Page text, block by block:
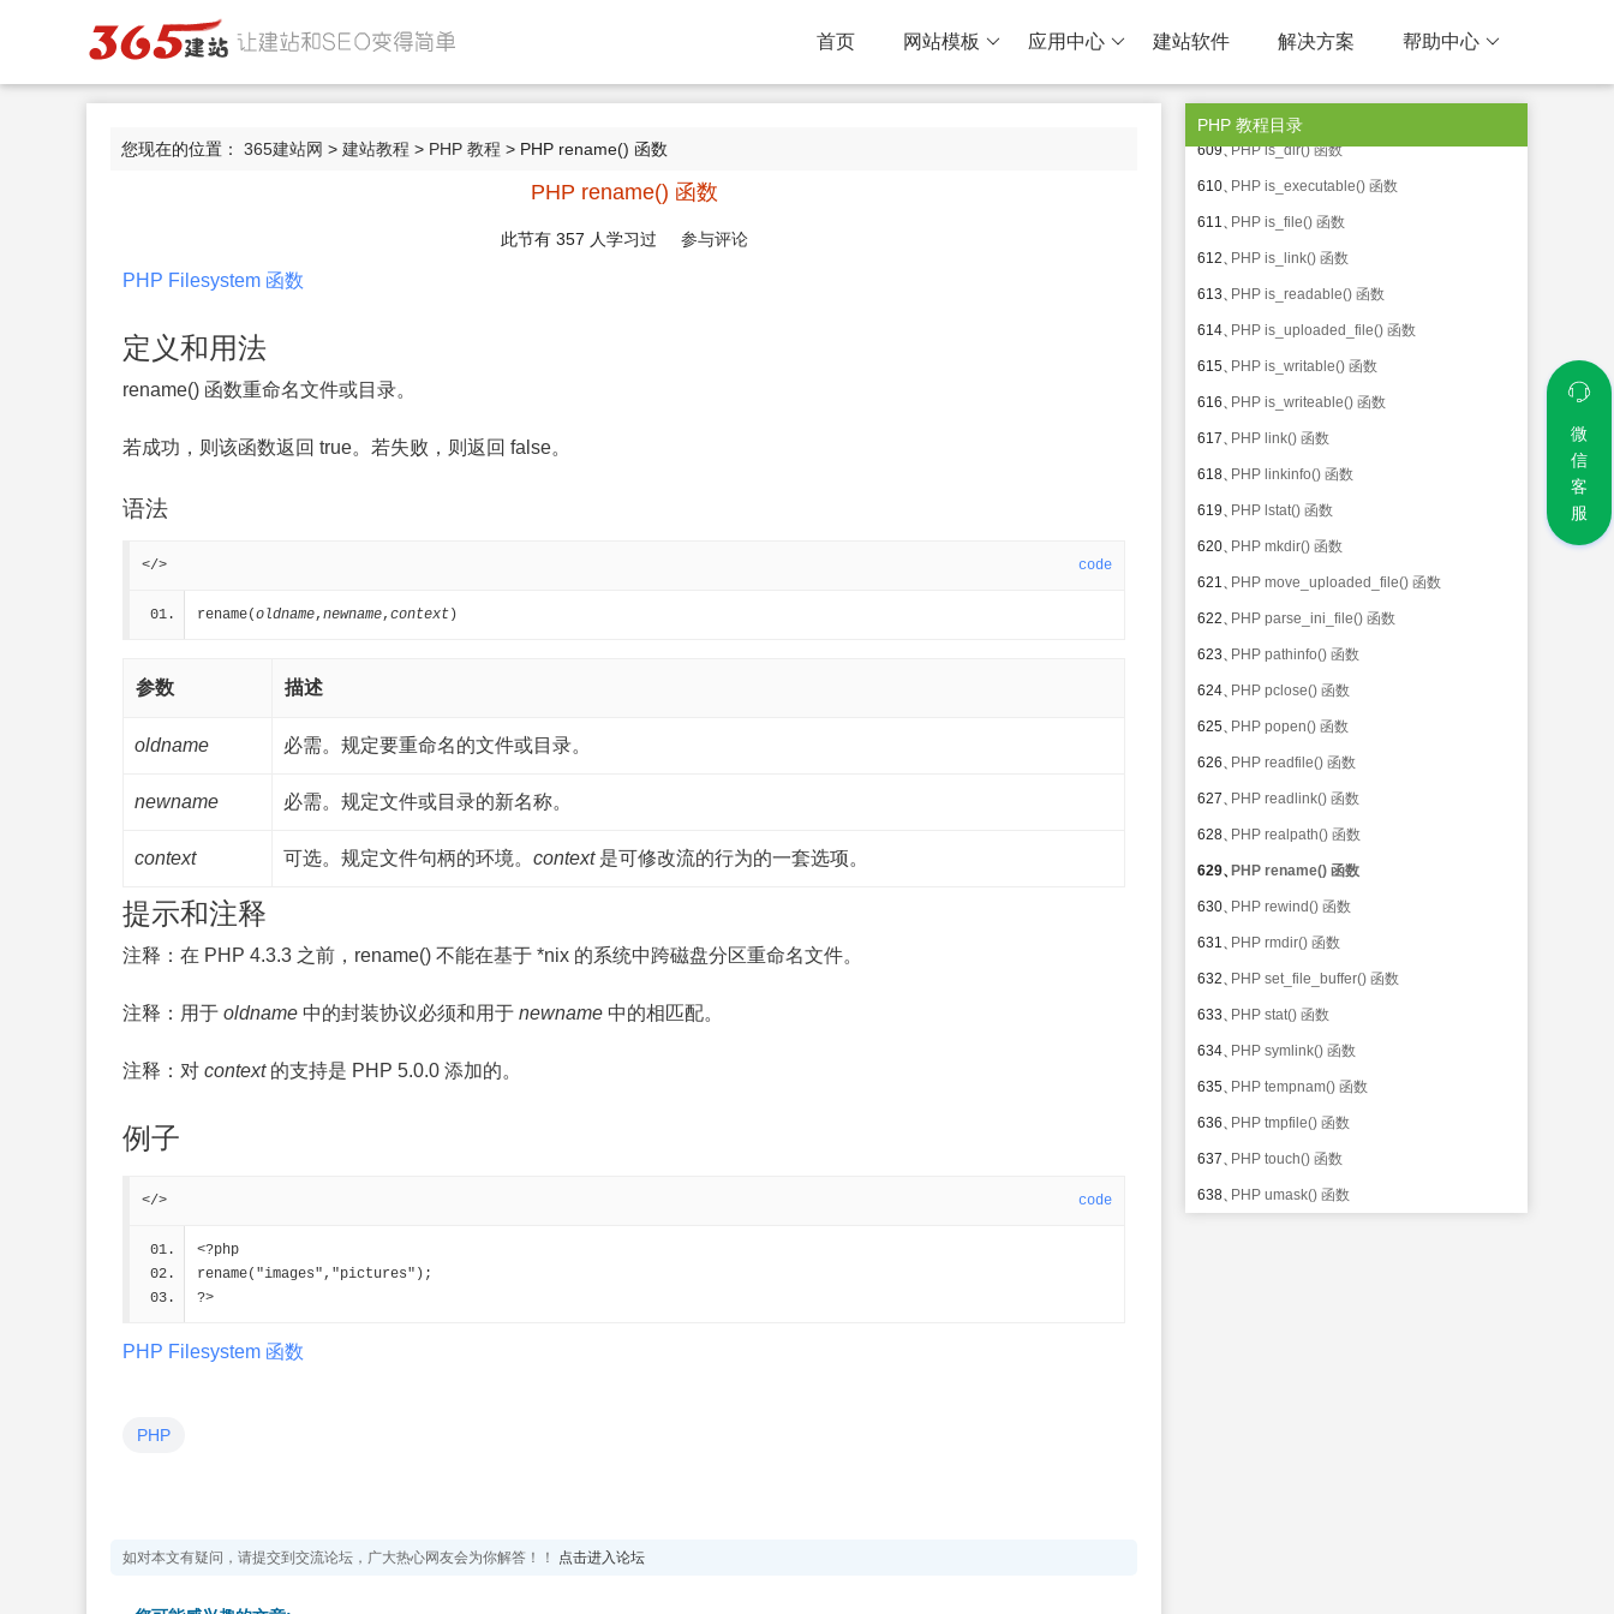
首页 网站模板 应用中心 建站软件 解决方案 帮助中心
您现在的位置： 365建站网 > 建站教程 > PHP 教程 > PHP rename() 函数
PHP rename() 函数
此节有 357 人学习过 参与评论
PHP Filesystem 函数
定义和用法
rename() 函数重命名文件或目录。
若成功，则该函数返回 true。若失败，则返回 false。
语法
</> code
rename(oldname, newname, context )
参数 描述
oldname 必需。规定要重命名的文件或目录。
newname 必需。规定文件或目录的新名称。
context 可选。规定文件句柄的环境。 context是可修改流的行为的一套选项。
提示和注释
注释： 在 PHP 4.3.3 之前，rename() 不能在基于 *nix 的系统中跨磁盘分区重命名文件。
注释： 用于 oldname 中的封装协议必须和用于 newname 中的相匹配。
注释： 对 context的支持是 PHP 5.0.0 添加的。
例子
</> code
<?php
rename("images","pictures");
?>
PHP Filesystem 函数
PHP
如对本文有疑问，请提交到交流论坛，广大热心网友会为你解答！！ 点击进入论坛
PHP 教程目录
606、 PHP ftruncate() 函数
PHP glob() 函数
609、PHP is_dir() 函数
610、PHP is_executable() 函数
611、PHP is_file() 函数
612、PHP is_link() 函数
613、PHP is_readable() 函数
614、PHP is_uploaded_file() 函数
615、PHP is_writable() 函数
616、PHP is_writeable() 函数
617、PHP link() 函数
618、PHP linkinfo() 函数
619、PHP lstat() 函数
620、PHP mkdir() 函数
621、PHP move_uploaded_file() 函数
622、PHP parse_ini_file() 函数
623、PHP pathinfo() 函数
624、PHP pclose() 函数
625、PHP popen() 函数
626、PHP readfile() 函数
627、PHP readlink() 函数
628、PHP realpath() 函数
629、PHP rename() 函数
630、PHP rewind() 函数
631、PHP rmdir() 函数
632、PHP set_file_buffer() 函数
633、PHP stat() 函数
634、PHP symlink() 函数
635、PHP tempnam() 函数
636、PHP tmpfile() 函数
637、PHP touch() 函数
638、PHP umask() 函数
微
信
客
服